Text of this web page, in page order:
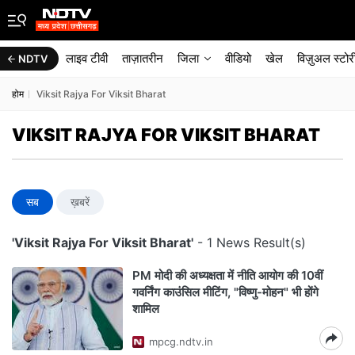
NDTV लाइव टीवी ताज़ातरीन जिला वीडियो खेल विज़ुअल
होम Viksit Rajya For Viksit Bharat
VIKSIT RAJYA FOR VIKSIT BHARAT
सब ख़बरें
'Viksit Rajya For Viksit Bharat' - 1 News Result(s)
PM मोदी की अध्यक्षता में नीति आयोग की 10वीं
गवर्निंग काउंसिल मीटिंग, "विष्णु-मोहन" भी होंगे
शामिल
mpcg.ndtv.in